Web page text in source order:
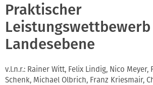
Praktischer
Leistungswettbewerb
Landesebene
v.l.n.r.: Rainer Witt, Felix Lindig, Nico Meyer,
Schenk, Michael Olbrich, Franz Kriesmair,